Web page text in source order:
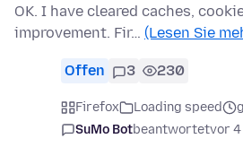
OK. I have cleared caches,
improvement. Fir… (Lesen Sie
Offen 3 230
Firefox Loading speed
SuMo Botbeantwortetvor 4